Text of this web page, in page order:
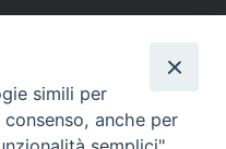
DI ALBANO
- Fax.: 06.9323844
simili per
anche per